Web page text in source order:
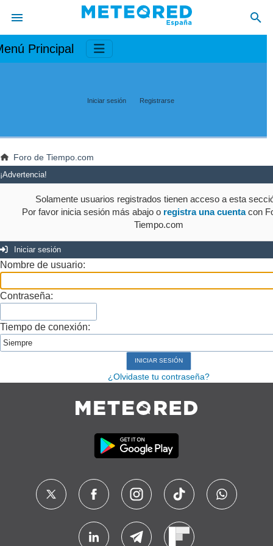
Principal
Iniciar sesión Registrarse
Foro de Tiempo.com
¡Advertencia!
Solamente usuarios registrados tienen acceso a esta
Por favor inicia sesión más abajo o registra una cuentacon
Tiempo.com
Iniciar sesión
Nombre de usuario:
Contraseña:
Tiempo de conexión:
¿Olvidaste tu contraseña?